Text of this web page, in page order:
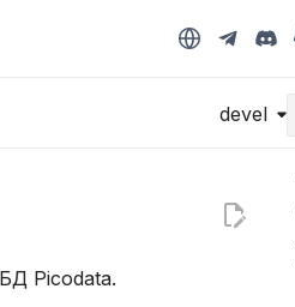
devel
Picodata.